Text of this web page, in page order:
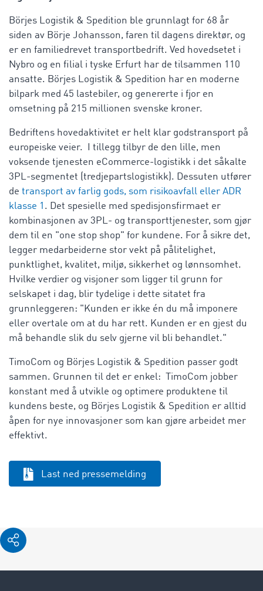
Börjes Logistik & Spedition ble grunnlagt for 68 år
siden av Börje Johansson, faren til dagens direktør, og
er en familiedrevet transportbedrift. Ved hovedsetet i
Nybro og en filial i tyske Erfurt har de tilsammen 110
ansatte. Börjes Logistik & Spedition har en moderne
bilpark med 45 lastebiler, og genererte i fjor en
omsetning på 215 millionen svenske kroner.
Bedriftens hovedaktivitet er helt klar godstransport på
europeiske veier. I tillegg tilbyr de den lille, men
voksende tjenesten eCommerce-logistikk i det såkalte
3PL-segmentet (tredjepartslogistikk). Dessuten utfører
de transport av farlig gods, som risikoavfall eller ADR
klasse 1 . Det spesielle med spedisjonsfirmaet er
kombinasjonen av 3PL- og transporttjenester, som gjør
dem til en "one stop shop" for kundene. For å sikre det,
legger medarbeiderne stor vekt på pålitelighet,
punktlighet, kvalitet, miljø, sikkerhet og lønnsomhet.
Hvilke verdier og visjoner som ligger til grunn for
selskapet i dag, blir tydelige i dette sitatet fra
grunnleggeren: "Kunden er ikke én du må imponere
eller overtale om at du har rett. Kunden er en gjest du
må behandle slik du selv gjerne vil bli behandlet."
TimoCom og Börjes Logistik & Spedition passer godt
sammen. Grunnen til det er enkel: TimoCom jobber
konstant med å utvikle og optimere produktene til
kundens beste, og Börjes Logistik & Spedition er alltid
åpen for nye innovasjoner som kan gjøre arbeidet mer
effektivt.
Last ned pressemelding